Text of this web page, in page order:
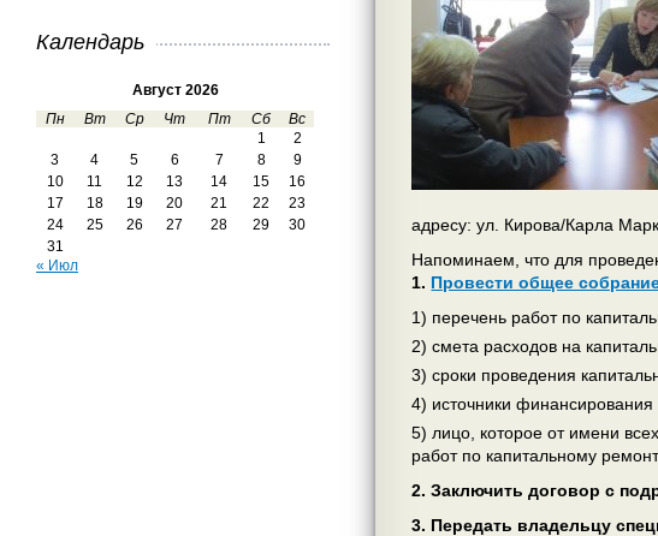
Календарь
Август 2026
Пн
Вт Ср Чт Пт Сб
Вс
1
2
3
4 5 6 7 8
9
10
11 12 13 14 15
16
17
18 19 20 21 22
23
24
25 26 27 28 29
30
31
« Июл
адресу: ул. Кирова/Карла
Напоминаем, что для
1. Провести общее
1) перечень работ по
2) смета расходов на
3) сроки проведения
4) источники финансирования
5) лицо, которое от имени
работ по капитальному
2. Заключить договор с
3. Передать владельцу